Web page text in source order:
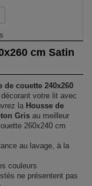
cm Satin
de couette 240x260
votre lit avec
la Housse de
Gris au meilleur
260x240 cm
au lavage, à la
couleurs
ne présentent pas